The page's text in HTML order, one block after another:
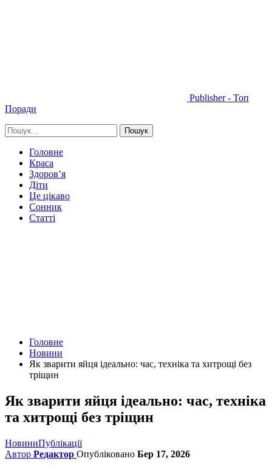
Publisher - Топ
Поради
Головне
Краса
Здоров’я
Діти
Це цікаво
Сонник
Статті
Головне
Новини
Як зварити яйця ідеально: час, техніка та хитрощі без
тріщин
Як зварити яйця ідеально: час, техніка
та хитрощі без тріщин
НовиниПублікації
Автор Редактор Опубліковано Бер 17, 2026